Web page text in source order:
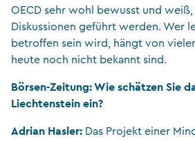
OECD sehr wohl bewusst und
Diskussionen geführt werden. Wer
betroffen sein wird, hängt von
heute noch nicht bekannt sind.
Börsen-Zeitung: Wie schätzen Sie
Liechtenstein ein?
Adrian Hasler: Das Projekt einer